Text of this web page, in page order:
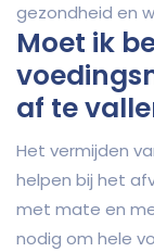
gezondheid en
Moet ik
af te
Het vermijden
helpen bij het
met mate en
nodig om hele